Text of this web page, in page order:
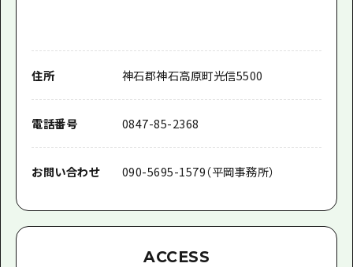
住所 神石郡神石高原町光信5500
電話番号 0847-85-2368
お問い合わせ 090-5695-1579（平岡事務所）
ACCESS